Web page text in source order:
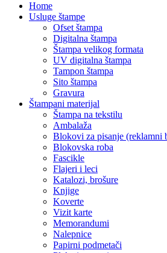
Home
Usluge štampe
Ofset štampa
Digitalna štampa
Štampa velikog formata
UV digitalna štampa
Tampon štampa
Sito štampa
Gravura
Štampani materijal
Štampa na tekstilu
Ambalaža
Blokovi za pisanje (reklamni
Blokovska roba
Fascikle
Flajeri i leci
Katalozi, brošure
Knjige
Koverte
Vizit karte
Memorandumi
Nalepnice
Papirni podmetači